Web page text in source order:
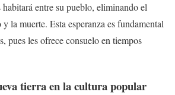
entre su pueblo, eliminando el
la muerte. Esta esperanza es fundamental
pues les ofrece consuelo en tiempos
tierraen la cultura popular